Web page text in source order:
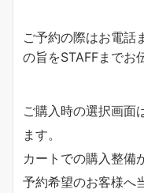
ご予約の際はお電話
の旨をSTAFFまでお
ご購入時の選択画面
ます。
カートでの購入整備
予約希望のお客様へ